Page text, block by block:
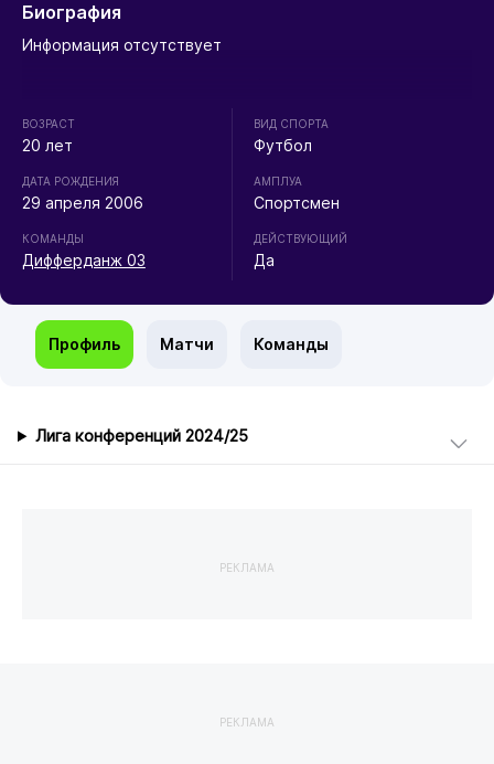
Биография
Информация отсутствует
ВОЗРАСТ
20 лет
ДАТА РОЖДЕНИЯ
29 апреля 2006
КОМАНДЫ
Дифферданж 03
ВИД СПОРТА
Футбол
АМПЛУА
Спортсмен
ДЕЙСТВУЮЩИЙ
Да
Профиль Матчи Команды
Лига конференций 2024/25
РЕКЛАМА
РЕКЛАМА